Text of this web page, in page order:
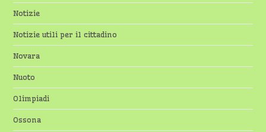
Notizie
Notizie utili per il cittadino
Novara
Nuoto
Olimpiadi
Ossona